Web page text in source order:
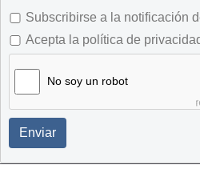
Subscribirse a la notificación
Acepta la política de
No soy un robot
Enviar